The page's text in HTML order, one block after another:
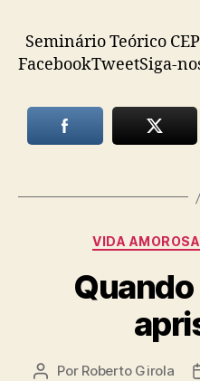
Seminário Teórico
FacebookTweetSiga-
VIDA
Quando
Autor
Por Roberto Girola